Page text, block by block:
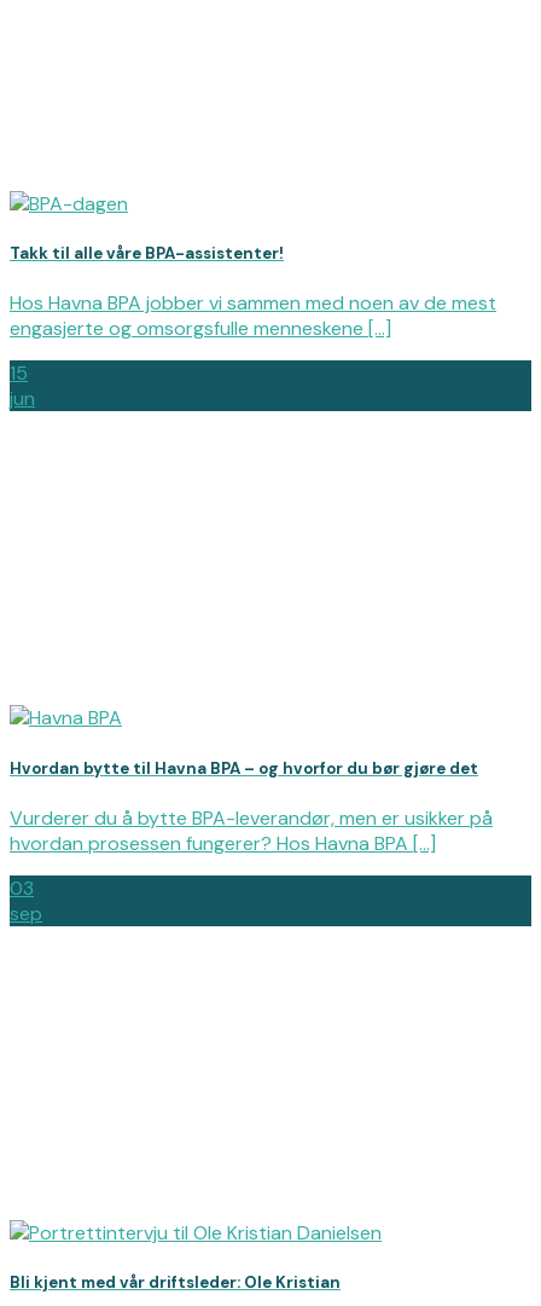
Takk til alle våre BPA-assistenter!
Hos Havna BPA jobber vi sammen med noen av de mest
engasjerte og omsorgsfulle menneskene [...]
15
jun
Hvordan bytte til Havna BPA – og hvorfor du bør gjøre det
Vurderer du å bytte BPA-leverandør, men er usikker på
hvordan prosessen fungerer? Hos Havna BPA [...]
03
sep
Bli kjent med vår driftsleder: Ole Kristian